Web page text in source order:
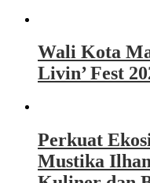
Wali Kota
Livin’ Fest
Perkuat
Mustika